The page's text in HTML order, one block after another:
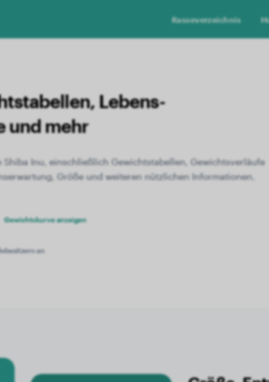
Rasseverzeichnis
Lebens­
und mehr
Shiba Inu, einschließlich Gewichtstabellen, Gewichtsverläufe
Größe und weiteren nützlichen Informationen.
Gewichtskurve anzeigen
an